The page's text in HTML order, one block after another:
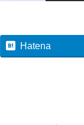
Hatena